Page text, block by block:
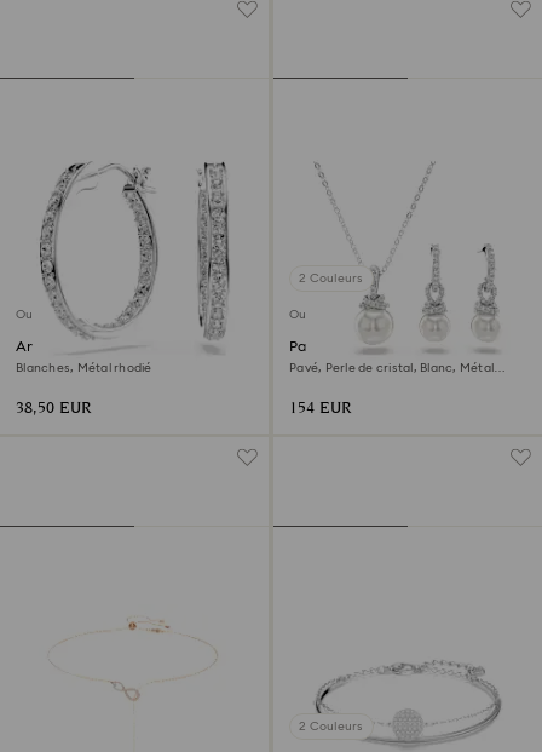
Outlet
Anneaux d'oreilles Sommerset
Blanches, Métal rhodié
38,50 EUR
2 Couleurs
Outlet
Parure Originally
Pavé, Perle de cristal, Blanc, Métal
154 EUR
2 Couleurs